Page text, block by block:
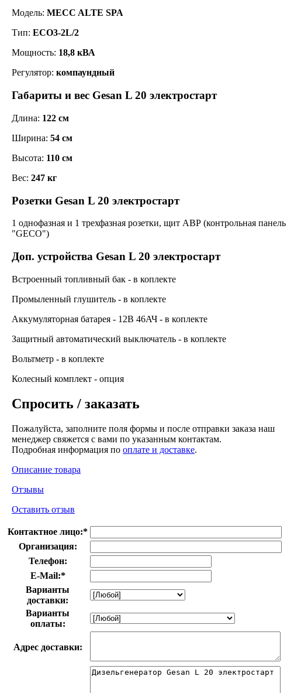
Модель: MECC ALTE SPA
Тип: ECO3-2L/2
Мощность: 18,8 кВА
Регулятор: компаундный
Габариты и вес Gesan L 20 электростарт
Длина: 122 см
Ширина: 54 см
Высота: 110 см
Вес: 247 кг
Розетки Gesan L 20 электростарт
1 однофазная и 1 трехфазная розетки, щит АВР (контрольная панель
"GECO")
Доп. устройства Gesan L 20 электростарт
Встроенный топливный бак - в коплекте
Промыленный глушитель - в коплекте
Аккумуляторная батарея - 12В 46АЧ - в коплекте
Защитный автоматический выключатель - в коплекте
Вольтметр - в коплекте
Колесный комплект - опция
Спросить / заказать
Пожалуйста, заполните поля формы и после отправки заказа наш
менеджер свяжется с вами по указанным контактам.
Подробная информация по оплате и доставке.
Описание товара
Отзывы
Оставить отзыв
Контактное лицо:*
Организация:
Телефон:
E-Mail:*
Варианты
доставки:
Варианты
оплаты:
Адрес доставки: